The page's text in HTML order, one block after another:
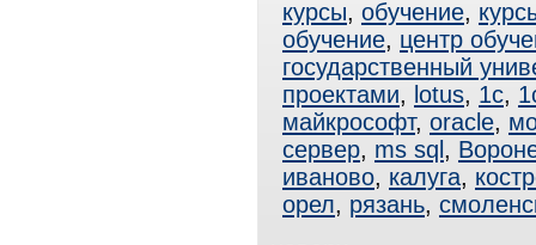
курсы, обучение,
обучение, центр
государственный
проектами, lotus, 1с,
майкрософт, oracle,
сервер, ms sql ,
иваново, калуга,
орел, рязань,